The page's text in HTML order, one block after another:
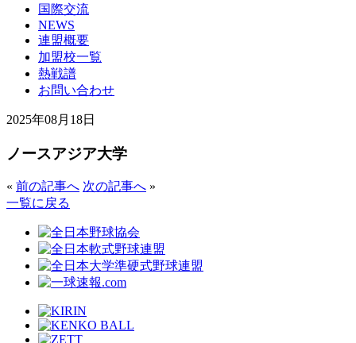
国際交流
NEWS
連盟概要
加盟校一覧
熱戦譜
お問い合わせ
2025年08月18日
ノースアジア大学
« 前の記事へ 次の記事へ »
一覧に戻る